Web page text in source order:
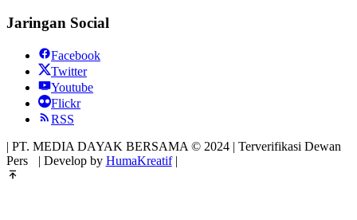
Jaringan Social
Facebook
Twitter
Youtube
Flickr
RSS
| PT. MEDIA DAYAK BERSAMA © 2024 | Terverifikasi Dewan
Pers
| Develop by HumaKreatif|